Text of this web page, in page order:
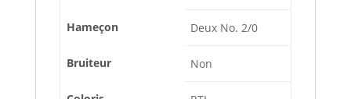
Hameçon Deux No. 2/0
Bruiteur Non